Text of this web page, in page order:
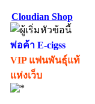
Cloudian Shop
พ่อค้า E-cigss
VIP แฟนพันธุ์แท้
แห่งเว็บ